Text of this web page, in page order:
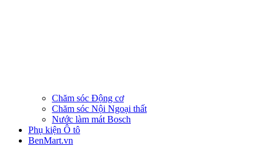
Chăm sóc Động cơ
Chăm sóc Nội Ngoại thất
Nước làm mát Bosch
Phụ kiện Ô tô
BenMart.vn